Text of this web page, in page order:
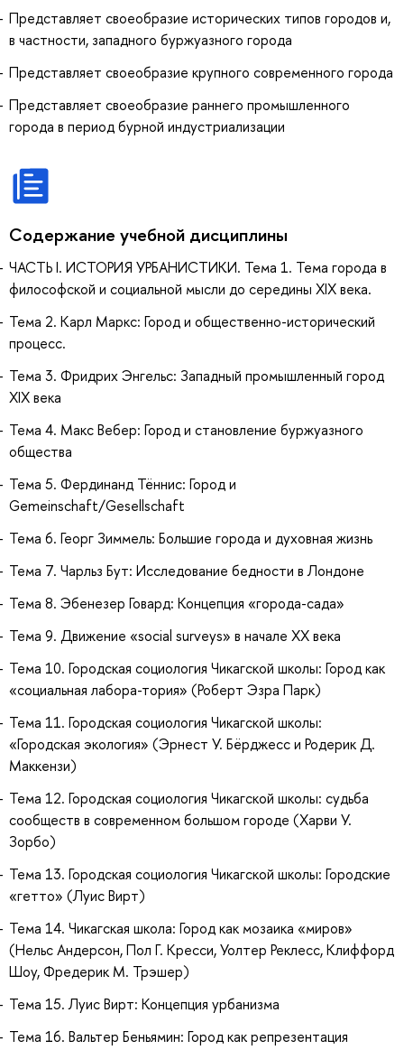
Представляет своеобразие исторических типов городов и,
в частности, западного буржуазного города
Представляет своеобразие крупного современного города
Представляет своеобразие раннего промышленного
города в период бурной индустриализации
Содержание учебной дисциплины
ЧАСТЬ I. ИСТОРИЯ УРБАНИСТИКИ. Тема 1. Тема города в
философской и социальной мысли до середины XIX века.
Тема 2. Карл Маркс: Город и общественно-исторический
процесс.
Тема 3. Фридрих Энгельс: Западный промышленный город
XIX века
Тема 4. Макс Вебер: Город и становление буржуазного
общества
Тема 5. Фердинанд Тённис: Город и
Gemeinschaft/Gesellschaft
Тема 6. Георг Зиммель: Большие города и духовная жизнь
Тема 7. Чарльз Бут: Исследование бедности в Лондоне
Тема 8. Эбенезер Говард: Концепция «города-сада»
Тема 9. Движение «social surveys» в начале ХХ века
Тема 10. Городская социология Чикагской школы: Город как
«социальная лабора-тория» (Роберт Эзра Парк)
Тема 11. Городская социология Чикагской школы:
«Городская экология» (Эрнест У. Бёрджесс и Родерик Д.
Маккензи)
Тема 12. Городская социология Чикагской школы: судьба
сообществ в современном большом городе (Харви У.
Зорбо)
Тема 13. Городская социология Чикагской школы: Городские
«гетто» (Луис Вирт)
Тема 14. Чикагская школа: Город как мозаика «миров»
(Нельс Андерсон, Пол Г. Кресси, Уолтер Реклесс, Клиффорд
Шоу, Фредерик М. Трэшер)
Тема 15. Луис Вирт: Концепция урбанизма
Тема 16. Вальтер Беньямин: Город как репрезентация